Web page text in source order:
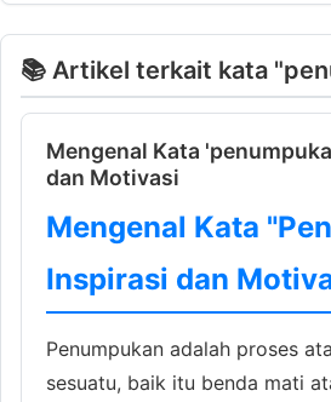
📚 Artikel terkait kata
Mengenal Kata
dan Motivasi
Mengenal Kata
Inspirasi dan
Penumpukan adalah proses
sesuatu, baik itu benda mati